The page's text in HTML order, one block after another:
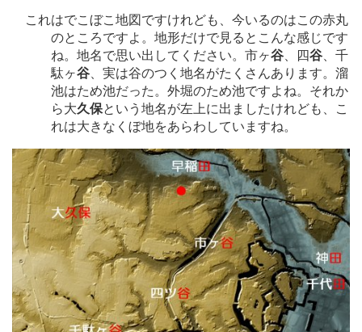
これはでこぼこ地図ですけれども、今いるのはこの赤丸
のところですよ。地形だけで見るとこんな感じです
ね。地名で思い出してください。市ヶ谷 、四谷 、千
駄ヶ谷 、実は谷のつく地名がたくさんあります。溜
池はため池だった。外堀のため池ですよね。それか
ら大久保という地名が左上に出ましたけれども、こ
れは大きなくぼ地をあらわしていますね。